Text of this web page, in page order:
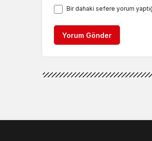
Bir dahaki sefere yorum
Yorum Gönder